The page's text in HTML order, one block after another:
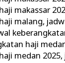
makassar
malang,
haji
medan 2025,